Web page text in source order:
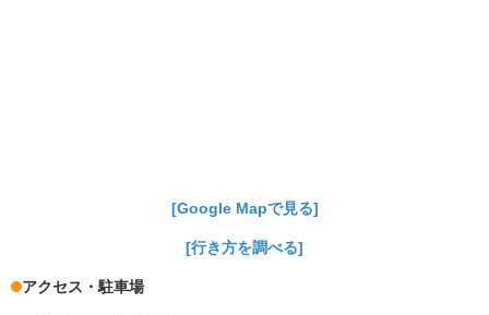
[Google Mapで見る]
[行き方を調べる]
アクセス・駐車場